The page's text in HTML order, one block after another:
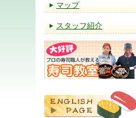
マップ
スタッフ紹介